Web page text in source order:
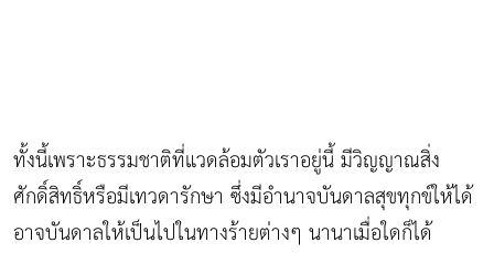
ทั้งนี้เพราะธรรมชาติที่แวดล้อมตัวเราอยู่นี้ มีวิญญาณสิ่ง
ศักดิ์สิทธิ์หรือมีเทวดารักษา ซึ่งมีอำนาจบันดาลสุขทุกข์ให้ได้
อาจบันดาลให้เป็นไปในทางร้ายต่างๆ นานาเมื่อใดก็ได้